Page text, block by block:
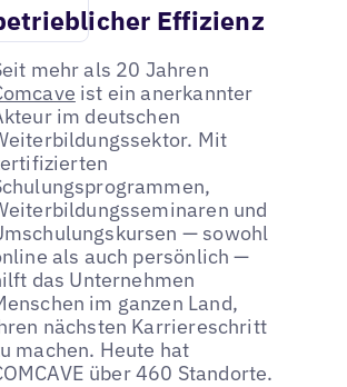
Effizienz
mehr als 20 Jahren
ist ein anerkannter
im deutschen
Mit
und
— sowohl
als auch persönlich —
das Unternehmen
im ganzen Land,
nächsten Karriereschritt
machen. Heute hat
über 460 Standorte.